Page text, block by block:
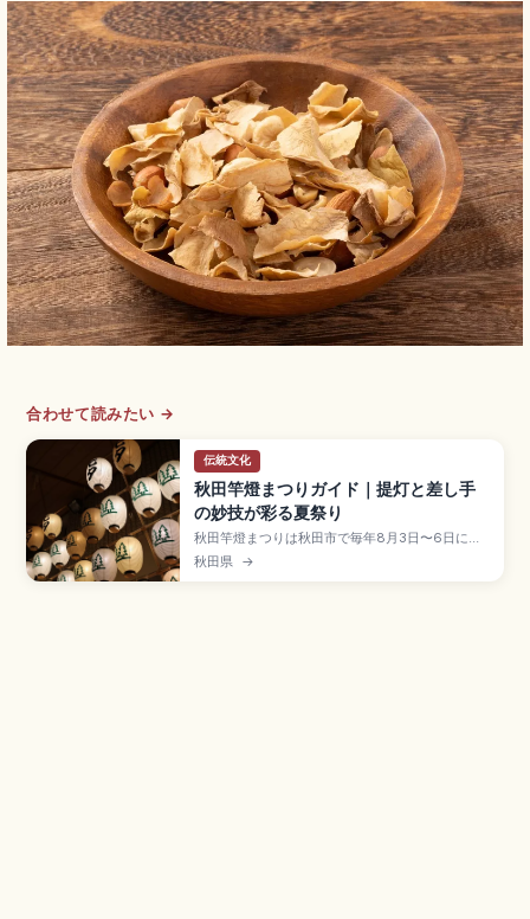
合わせて読みたい →
伝統文化
秋田竿燈まつりガイド｜提灯と差し手
の妙技が彩る夏祭り
秋田竿燈まつりは秋田市で毎年8月3日〜6日に開
催される東北三大祭で、国の重要無形民俗文化財
に指定された五穀豊穣・無病息災を祈る伝統行
秋田県 →